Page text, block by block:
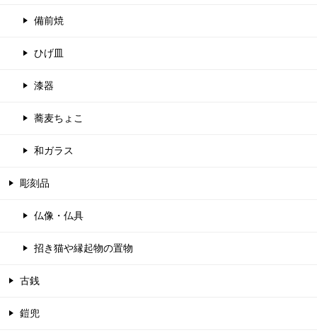
備前焼
ひげ皿
漆器
蕎麦ちょこ
和ガラス
彫刻品
仏像・仏具
招き猫や縁起物の置物
古銭
鎧兜